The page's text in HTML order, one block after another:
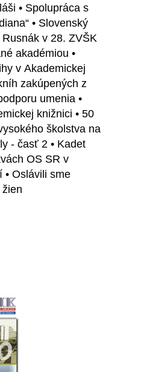
• Spolupráca s
• Slovenský
v 28. ZVŠK
akadémiou •
v Akademickej
zakúpených z
umenia •
knižnici • 50
školstva na
- časť 2 • Kadet
OS SR v
• Oslávili sme